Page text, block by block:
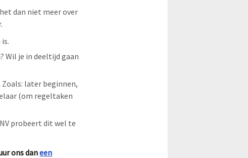
dan niet meer over
Wil je in deeltijd gaan
later beginnen,
(om regeltaken
probeert dit wel te
ons daneen